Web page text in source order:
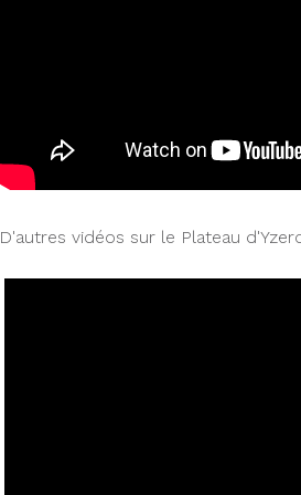
D'autres vidéos sur le Plateau